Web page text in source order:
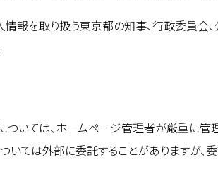
人情報を取り扱う東京都の知事、行政委
いては、ホームページ管理者が厳重に管
いては外部に委託することがありますが